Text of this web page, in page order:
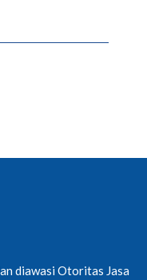
diawasi Otoritas Jasa